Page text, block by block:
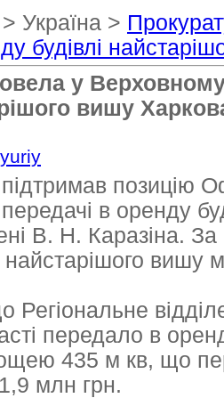
> Україна >
будівлі
у
вишу
yuriy
позицію
в оренду
В. Н. Каразіна.
вишу
Регіональне
передало в
435 м кв, що
млн грн.